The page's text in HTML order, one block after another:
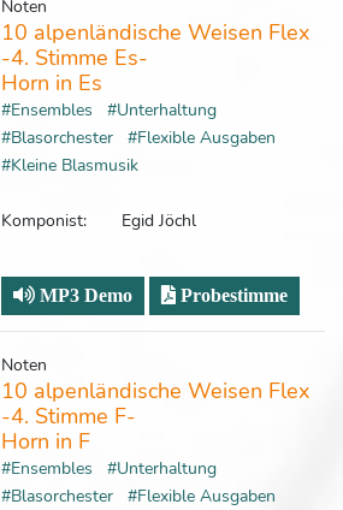
Noten
10 alpenländische Weisen Flex
-4. Stimme Es-
Horn in Es
#Ensembles
#Unterhaltung
#Blasorchester
#Flexible Ausgaben
#Kleine Blasmusik
Komponist: Egid Jöchl
MP3 Demo Probestimme
Noten
10 alpenländische Weisen Flex
-4. Stimme F-
Horn in F
#Ensembles
#Unterhaltung
#Blasorchester
#Flexible Ausgaben